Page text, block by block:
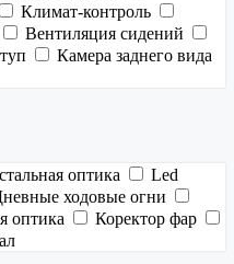
Климат-контроль
Вентиляция сидений
Камера заднего вида
оптика
Led
ходовые огни
оптика
Коректор фар